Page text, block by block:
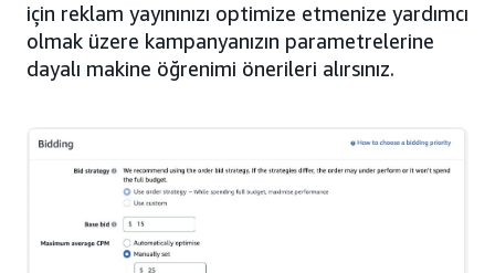
için reklam yayınınızı optimize etmenize yardımcı
olmak üzere kampanyanızın parametrelerine
dayalı makine öğrenimi önerileri alırsınız.